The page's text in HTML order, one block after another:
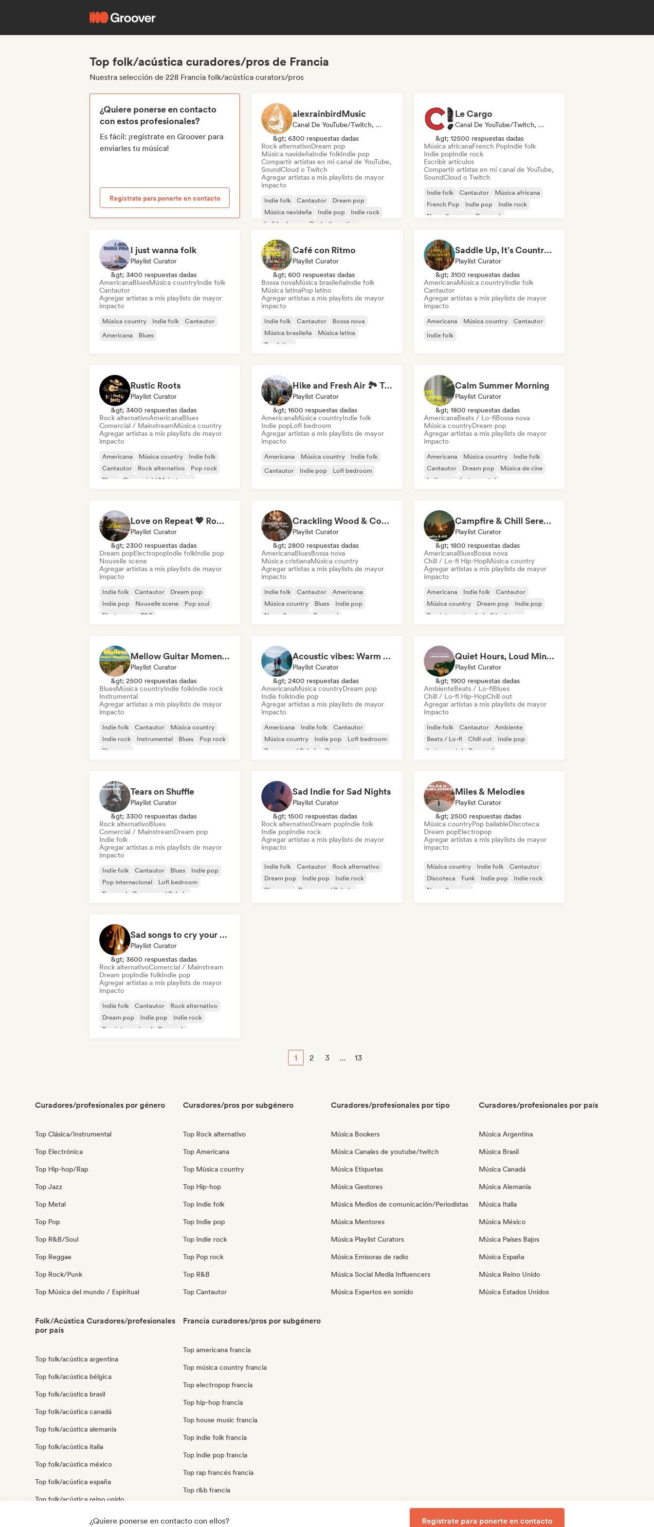
Top folk/acústica curadores/pros de Francia
Nuestra selección de 228 Francia folk/acústica curators/pros
¿Quiere ponerse en contacto
con estos profesionales?
Es fácil: ¡regístrate en Groover para
enviarles tu música!
Regístrate para ponerte en contacto
alexrainbirdMusic
Canal De YouTube/Twitch, Playlist Curator
&gt; 6300 respuestas dadas
Rock alternativoDream pop
Música navideñaIndie folkIndie pop
Compartir artistas en mi canal de YouTube,
SoundCloud o Twitch
Agregar artistas a mis playlists de mayor
impacto
Indie folk Cantautor
Dream pop
Música navideña
Indie pop
Indie rock
Lofi bedroom
Rock alternativo
Le Cargo
Canal De YouTube/Twitch, Medios De Comunicación/Periodista
&gt; 12500 respuestas dadas
Música africanaFrench PopIndie folk
Indie popIndie rock
Escribir artículos
Compartir artistas en mi canal de YouTube,
SoundCloud o Twitch
Indie folk Cantautor
Música africana
French Pop
Indie pop
Indie rock
Nouvelle scene
Pop rock
I just wanna folk
Playlist Curator
&gt; 3400 respuestas dadas
AmericanaBluesMúsica countryIndie folk
Cantautor
Agregar artistas a mis playlists de mayor
impacto
Música country Indie folk
Cantautor
Americana
Blues
Café con Ritmo
Playlist Curator
&gt; 600 respuestas dadas
Bossa novaMúsica brasileñaIndie folk
Música latinaPop latino
Agregar artistas a mis playlists de mayor
impacto
Indie folk Cantautor
Bossa nova
Música brasileña
Música latina
Pop latino
Saddle Up, It's Country Time 🤠 Outlaw Country, Americana & Country Rock
Playlist Curator
&gt; 3100 respuestas dadas
AmericanaMúsica countryIndie folk
Cantautor
Agregar artistas a mis playlists de mayor
impacto
Americana Música country
Cantautor
Indie folk
Rustic Roots
Playlist Curator
&gt; 3400 respuestas dadas
Rock alternativoAmericanaBlues
Comercial / MainstreamMúsica country
Agregar artistas a mis playlists de mayor
impacto
Americana Música country
Indie folk
Cantautor
Rock alternativo
Pop rock
Blues
Comercial / Mainstream
Hike and Fresh Air 🏞️ Trail-Ready Indie Folk & Acoustic
Playlist Curator
&gt; 1600 respuestas dadas
AmericanaMúsica countryIndie folk
Indie popLofi bedroom
Agregar artistas a mis playlists de mayor
impacto
Americana Música country
Indie folk
Cantautor
Indie pop Lofi bedroom
Calm Summer Morning
Playlist Curator
&gt; 1800 respuestas dadas
AmericanaBeats / Lo-fiBossa nova
Música countryDream pop
Agregar artistas a mis playlists de mayor
impacto
Americana Música country
Indie folk
Cantautor
Dream pop
Música de cine
Indie pop
Instrumental
Love on Repeat 💖 Romantic Indie Pop, Neo Soul & Singer-Songwriter
Playlist Curator
&gt; 2300 respuestas dadas
Dream popElectropopIndie folkIndie pop
Nouvelle scene
Agregar artistas a mis playlists de mayor
impacto
Indie folk Cantautor
Dream pop
Indie pop
Nouvelle scene
Pop soul
Electropop
R&B
Crackling Wood & Cozy Vibes 🔥 Singer-Songwriter, Dream Pop & Bedroom Pop
Playlist Curator
&gt; 2800 respuestas dadas
AmericanaBluesBossa nova
Música cristianaMúsica country
Agregar artistas a mis playlists de mayor
impacto
Indie folk Cantautor
Americana
Música country
Blues
Indie pop
Nouvelle scene
Pop soul
Campfire & Chill Serenades 🔥 Indie Folk, Acoustic & Singer-Songwriter
Playlist Curator
&gt; 1800 respuestas dadas
AmericanaBluesBossa nova
Chill / Lo-fi Hip-HopMúsica country
Agregar artistas a mis playlists de mayor
impacto
Americana Indie folk
Cantautor
Música country
Dream pop
Indie pop
Pop internacional
Lofi bedroom
Mellow Guitar Moments 🎸 Acoustic Indie Folk & Singer-Songwriter
Playlist Curator
&gt; 2500 respuestas dadas
BluesMúsica countryIndie folkIndie rock
Instrumental
Agregar artistas a mis playlists de mayor
impacto
Indie folk Cantautor
Música country
Indie rock
Instrumental Blues
Pop rock
Shoegaze
Acoustic vibes: Warm Melodies, Indie Folk & Singer-Songwriter 🏞️
Playlist Curator
&gt; 2400 respuestas dadas
AmericanaMúsica countryDream pop
Indie folkIndie pop
Agregar artistas a mis playlists de mayor
impacto
Americana Indie folk
Cantautor
Música country
Indie pop
Lofi bedroom
Pop suave / Balada
Dream pop
Quiet Hours, Loud Minds 🔮 Singer-Songwriter, Bedroom Pop & Dream Pop
Playlist Curator
&gt; 1900 respuestas dadas
AmbienteBeats / Lo-fiBlues
Chill / Lo-fi Hip-HopChill out
Agregar artistas a mis playlists de mayor
impacto
Indie folk Cantautor
Ambiente
Beats / Lo-fi
Chill out
Indie pop
Instrumental
Pop soul
Tears on Shuffle
Playlist Curator
&gt; 3300 respuestas dadas
Rock alternativoBlues
Comercial / MainstreamDream pop
Indie folk
Agregar artistas a mis playlists de mayor
impacto
Indie folk Cantautor Blues
Indie pop
Pop internacional
Lofi bedroom
Pop soul
Pop suave / Balada
Sad Indie for Sad Nights
Playlist Curator
&gt; 1500 respuestas dadas
Rock alternativoDream popIndie folk
Indie popIndie rock
Agregar artistas a mis playlists de mayor
impacto
Indie folk Cantautor
Rock alternativo
Dream pop
Indie pop
Indie rock
Shoegaze
Pop suave / Balada
Miles & Melodies
Playlist Curator
&gt; 2500 respuestas dadas
Música countryPop bailableDiscoteca
Dream popElectropop
Agregar artistas a mis playlists de mayor
impacto
Música country Indie folk
Cantautor
Discoteca
Funk Indie pop
Indie rock
Nouvelle scene
Sad songs to cry your eyes out
Playlist Curator
&gt; 3600 respuestas dadas
Rock alternativoComercial / Mainstream
Dream popIndie folkIndie pop
Agregar artistas a mis playlists de mayor
impacto
Indie folk Cantautor
Rock alternativo
Dream pop
Indie pop
Indie rock
Pop internacional
Pop rock
1 2 3 ... 13
Curadores/profesionales por género
Top Clásica/Instrumental
Top Electrónica
Top Hip-hop/Rap
Top Jazz
Top Metal
Top Pop
Top R&B/Soul
Top Reggae
Top Rock/Punk
Top Música del mundo / Espiritual
Curadores/pros por subgénero
Top Rock alternativo
Top Americana
Top Música country
Top Hip-hop
Top Indie folk
Top Indie pop
Top Indie rock
Top Pop rock
Top R&B
Top Cantautor
Curadores/profesionales por tipo
Música Bookers
Música Canales de youtube/twitch
Música Etiquetas
Música Gestores
Música Medios de comunicación/Periodistas
Música Mentores
Música Playlist Curators
Música Emisoras de radio
Música Social Media Influencers
Música Expertos en sonido
Curadores/profesionales por país
Música Argentina
Música Brasil
Música Canadá
Música Alemania
Música Italia
Música México
Música Países Bajos
Música España
Música Reino Unido
Música Estados Unidos
Folk/Acústica Curadores/profesionales
por país
Top folk/acústica argentina
Top folk/acústica bélgica
Top folk/acústica brasil
Top folk/acústica canadá
Top folk/acústica alemania
Top folk/acústica italia
Top folk/acústica méxico
Top folk/acústica españa
Top folk/acústica reino unido
Top folk/acústica estados unidos
Francia curadores/pros por subgénero
Top americana francia
Top música country francia
Top electropop francia
Top hip-hop francia
Top house music francia
Top indie folk francia
Top indie pop francia
Top rap francés francia
Top r&b francia
¿Quiere ponerse en contacto con ellos? Regístrate para ponerte en contacto